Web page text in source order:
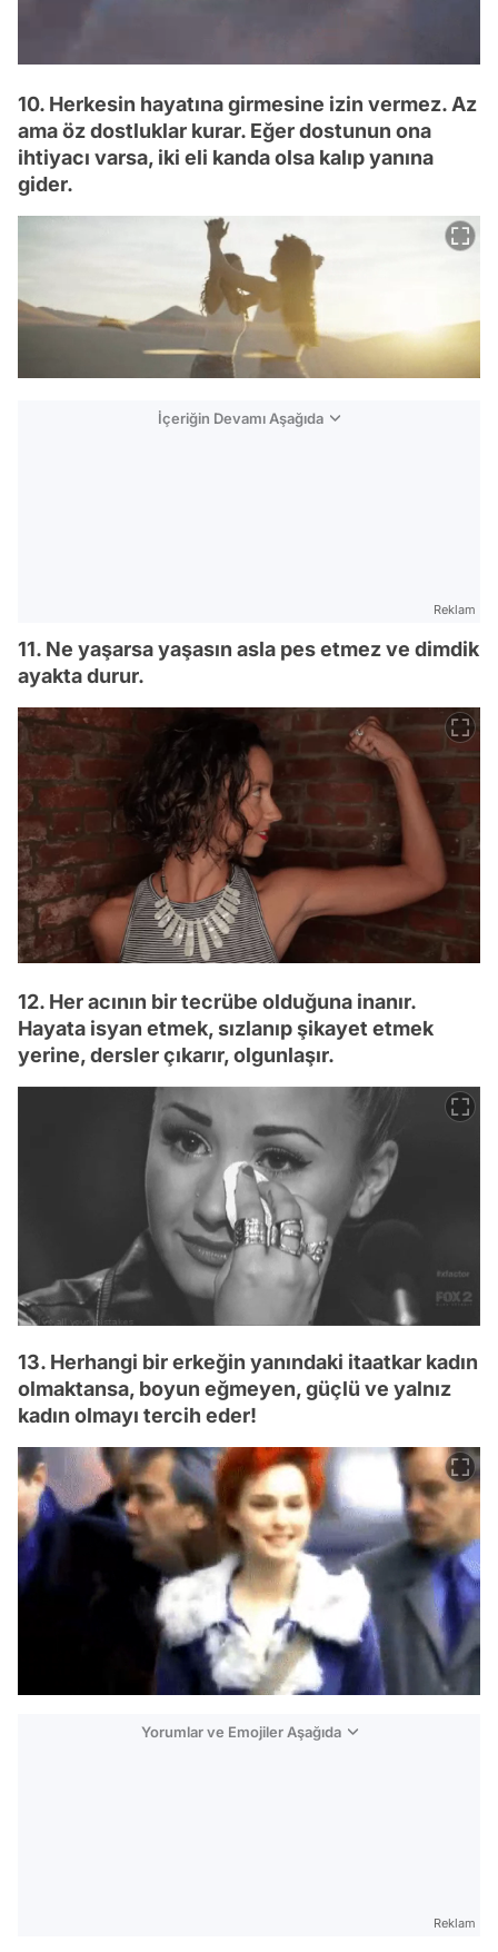
10. Herkesin hayatına girmesine izin vermez. Az
ama öz dostluklar kurar. Eğer dostunun ona
ihtiyacı varsa, iki eli kanda olsa kalıp yanına
gider.
İçeriğin Devamı Aşağıda
Reklam
11. Ne yaşarsa yaşasın asla pes etmez ve dimdik
ayakta durur.
12. Her acının bir tecrübe olduğuna inanır.
Hayata isyan etmek, sızlanıp şikayet etmek
yerine, dersler çıkarır, olgunlaşır.
13. Herhangi bir erkeğin yanındaki itaatkar kadın
olmaktansa, boyun eğmeyen, güçlü ve yalnız
kadın olmayı tercih eder!
Yorumlar ve Emojiler Aşağıda
Reklam